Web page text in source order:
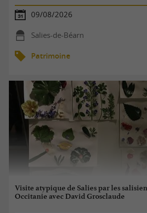
09/08/2026
Salies-de-Béarn
Patrimoine
Visite atypique de Salies par les
Occitanie avec David Grosclaude